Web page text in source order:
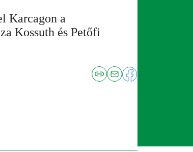
Karcagon a
Kossuth és Petőfi